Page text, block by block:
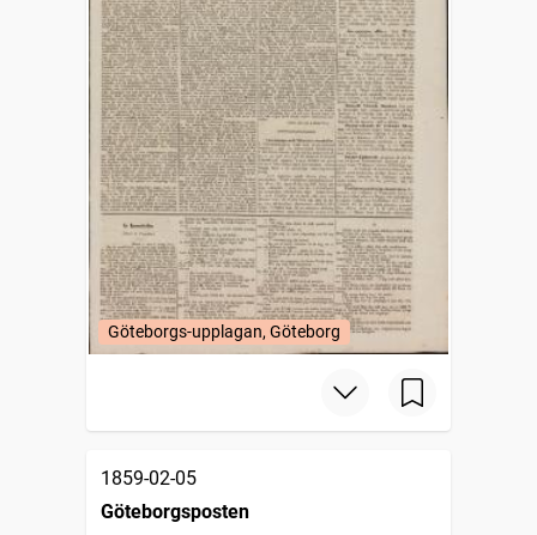
Göteborgs-upplagan, Göteborg
1859-02-05
Göteborgsposten